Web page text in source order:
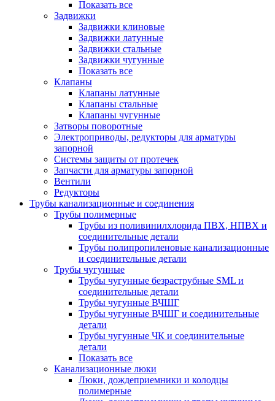
Показать все
Задвижки
Задвижки клиновые
Задвижки латунные
Задвижки стальные
Задвижки чугунные
Показать все
Клапаны
Клапаны латунные
Клапаны стальные
Клапаны чугунные
Затворы поворотные
Электроприводы, редукторы для арматуры
запорной
Системы защиты от протечек
Запчасти для арматуры запорной
Вентили
Редукторы
Трубы канализационные и соединения
Трубы полимерные
Трубы из поливинилхлорида ПВХ, НПВХ и
соединительные детали
Трубы полипропиленовые канализационные
и соединительные детали
Трубы чугунные
Трубы чугунные безраструбные SML и
соединительные детали
Трубы чугунные ВЧШГ
Трубы чугунные ВЧШГ и соединительные
детали
Трубы чугунные ЧК и соединительные
детали
Показать все
Канализационные люки
Люки, дождеприемники и колодцы
полимерные